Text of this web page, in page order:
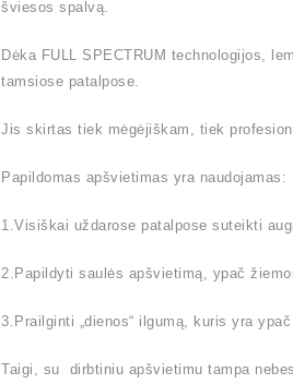
šviesos spalvą.
Dėka FULL SPECTRUM technologijos,
tamsiose patalpose.
Jis skirtas tiek mėgėjiškam, tiek
Papildomas apšvietimas yra naudojamas:
1.Visiškai uždarose patalpose suteikti
2.Papildyti saulės apšvietimą, ypač
3.Prailginti „dienos“ ilgumą, kuris yra
Taigi, su dirbtiniu apšvietimu tampa